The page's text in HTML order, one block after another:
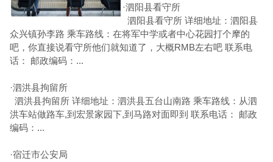
·泗阳县看守所
泗阳县看守所 详细地址：泗阳县
众兴镇孙李路 乘车路线：在将军中学或者中心花园打个摩的
吧，你直接说看守所他们就知道了，大概RMB左右吧 联系电
话： 邮政编码：...
·泗洪县拘留所
泗洪县拘留所 详细地址：泗洪县五台山南路 乘车路线：从泗
洪车站做路车,到宏景家园下,到马路对面即到 联系电话： 邮政
编码：...
·宿迁市公安局